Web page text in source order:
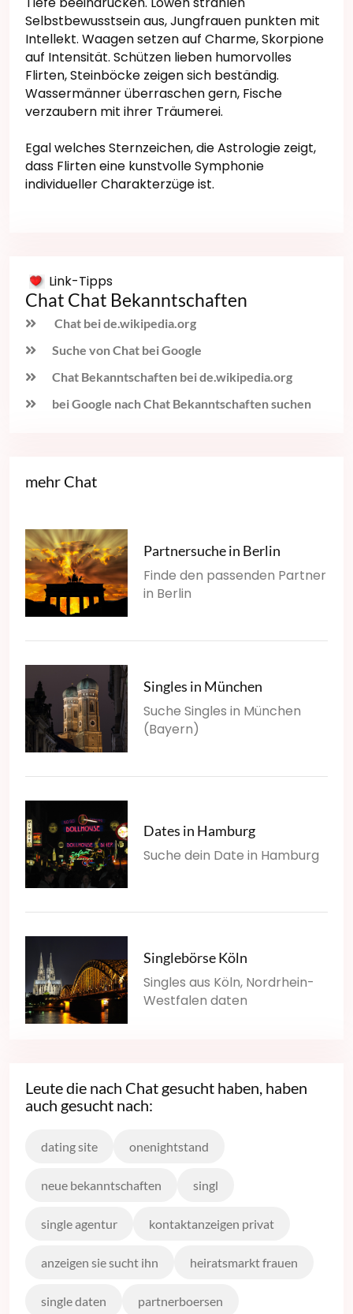
Selbstbewusstsein aus, Jungfrauen punkten mit
Intellekt. Waagen setzen auf Charme, Skorpione
auf Intensität. Schützen lieben humorvolles
Flirten, Steinböcke zeigen sich beständig.
Wassermänner überraschen gern, Fische
verzaubern mit ihrer Träumerei.
Egal welches Sternzeichen, die Astrologie zeigt,
dass Flirten eine kunstvolle Symphonie
individueller Charakterzüge ist.
Link-Tipps
Chat Chat Bekanntschaften
Chat bei de.wikipedia.org
Suche von Chat bei Google
Chat Bekanntschaften bei de.wikipedia.org
bei Google nach Chat Bekanntschaften suchen
mehr Chat
Partnersuche in Berlin
Finde den passenden Partner
in Berlin
Singles in München
Suche Singles in München
(Bayern)
Dates in Hamburg
Suche dein Date in Hamburg
Singlebörse Köln
Singles aus Köln, Nordrhein-
Westfalen daten
Leute die nach Chat gesucht haben, haben
auch gesucht nach:
dating site onenightstand
neue bekanntschaften singl
single agentur kontaktanzeigen privat
anzeigen sie sucht ihn heiratsmarkt frauen
single daten partnerboersen